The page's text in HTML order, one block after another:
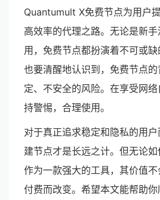
Quantumult X免费节点为用户
高效率的代理之路。无论是新
用，免费节点都扮演着不可或
也要清醒地认识到，免费节点
定、不安全的风险。在享受网
持警惕，合理使用。
对于真正追求稳定和隐私的用
建节点才是长远之计。但无论
作为一款强大的工具，其价值
付费而改变。希望本文能帮助